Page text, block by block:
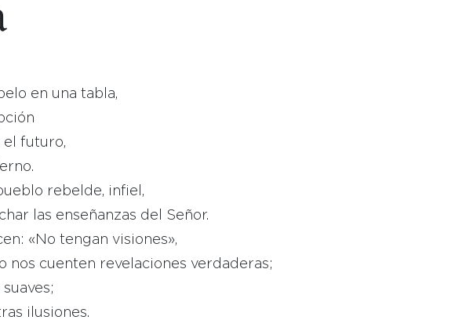
en una tabla,
el futuro,
rebelde, infiel,
las enseñanzas del Señor.
«No tengan visiones»,
nos cuenten revelaciones verdaderas;
ilusiones.